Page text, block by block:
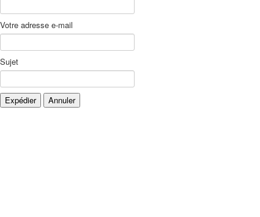
Votre adresse e-mail
Sujet
Expédier Annuler